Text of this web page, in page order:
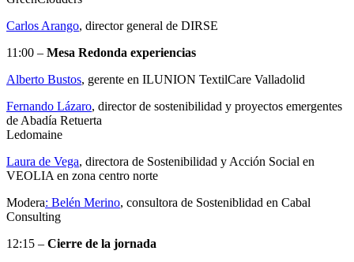
Carlos Arango, director general de DIRSE
11:00 – Mesa Redonda experiencias
Alberto Bustos, gerente en ILUNION TextilCare Valladolid
Fernando Lázaro, director de sostenibilidad y proyectos emergentes
de Abadía Retuerta
Ledomaine
Laura de Vega, directora de Sostenibilidad y Acción Social en
VEOLIA en zona centro norte
Modera: Belén Merino, consultora de Sosteniblidad en Cabal
Consulting
12:15 – Cierre de la jornada